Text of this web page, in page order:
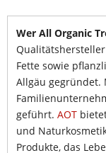
Wer All Organic
Fette sowie
Allgäu
geführt. AOT
und
Produkte, das